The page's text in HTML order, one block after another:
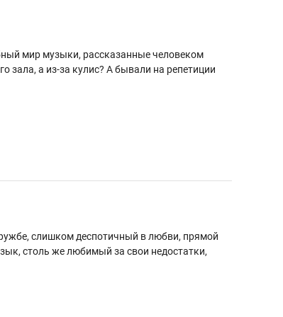
мир музыки, рассказанные человеком
зала, а из-за кулис? А бывали на репетиции
слишком деспотичный в любви, прямой
столь же любимый за свои недостатки,